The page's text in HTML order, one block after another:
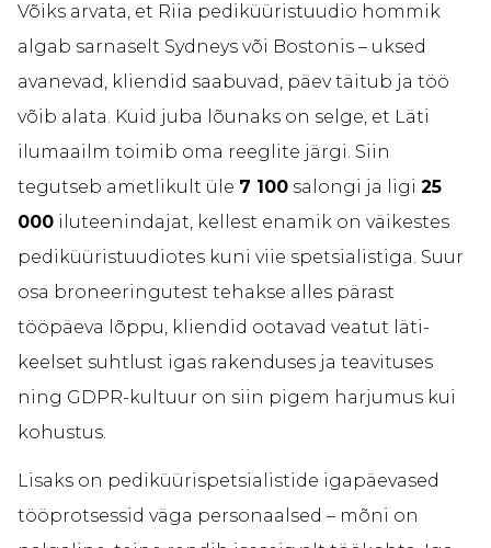
Võiks arvata, et Riia pediküüristuudio hommik
algab sarnaselt Sydneys või Bostonis – uksed
avanevad, kliendid saabuvad, päev täitub ja töö
võib alata. Kuid juba lõunaks on selge, et Läti
ilumaailm toimib oma reeglite järgi. Siin
tegutseb ametlikult üle 7 100 salongi ja ligi 25
000 iluteenindajat, kellest enamik on väikestes
pediküüristuudiotes kuni viie spetsialistiga. Suur
osa broneeringutest tehakse alles pärast
tööpäeva lõppu, kliendid ootavad veatut läti-
keelset suhtlust igas rakenduses ja teavituses
ning GDPR-kultuur on siin pigem harjumus kui
kohustus.
Lisaks on pediküürispetsialistide igapäevased
tööprotsessid väga personaalsed – mõni on